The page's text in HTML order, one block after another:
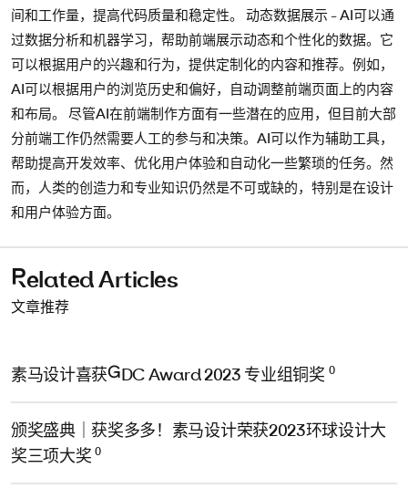
间和工作量，提高代码质量和稳定性。 动态数据展示 - AI可以通
过数据分析和机器学习，帮助前端展示动态和个性化的数据。它
可以根据用户的兴趣和行为，提供定制化的内容和推荐。例如，
AI可以根据用户的浏览历史和偏好，自动调整前端页面上的内容
和布局。 尽管AI在前端制作方面有一些潜在的应用，但目前大部
分前端工作仍然需要人工的参与和决策。AI可以作为辅助工具，
帮助提高开发效率、优化用户体验和自动化一些繁琐的任务。然
而，人类的创造力和专业知识仍然是不可或缺的，特别是在设计
和用户体验方面。
Related Articles
文章推荐
素马设计喜获GDC Award 2023 专业组铜奖 0
颁奖盛典｜获奖多多！素马设计荣获2023环球设计大
奖三项大奖 0